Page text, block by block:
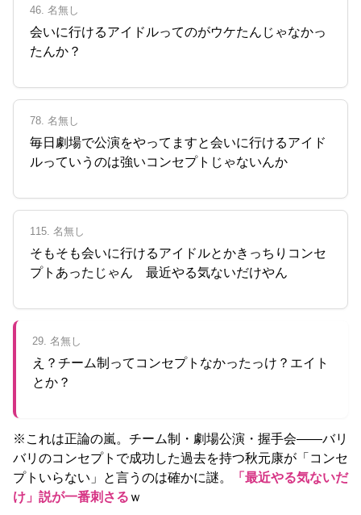
46. 名無し
会いに行けるアイドルってのがウケたんじゃなかっ
たんか？
78. 名無し
毎日劇場で公演をやってますと会いに行けるアイド
ルっていうのは強いコンセプトじゃないんか
115. 名無し
そもそも会いに行けるアイドルとかきっちりコンセ
プトあったじゃん 最近やる気ないだけやん
29. 名無し
え？チーム制ってコンセプトなかったっけ？エイト
とか？
※これは正論の嵐。チーム制・劇場公演・握手会——バリ
バリのコンセプトで成功した過去を持つ秋元康が「コンセ
プトいらない」と言うのは確かに謎。
「最近やる気ないだ
け」説が一番刺さる ｗ